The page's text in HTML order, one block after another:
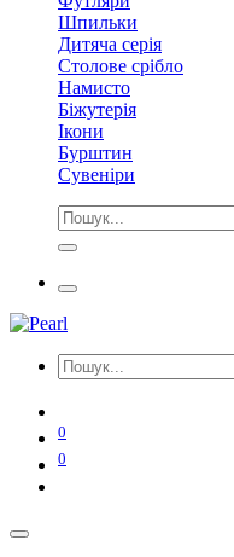
Шпильки
Дитяча серія
Столове срібло
Намисто
Біжутерія
Ікони
Бурштин
Сувеніри
0
0